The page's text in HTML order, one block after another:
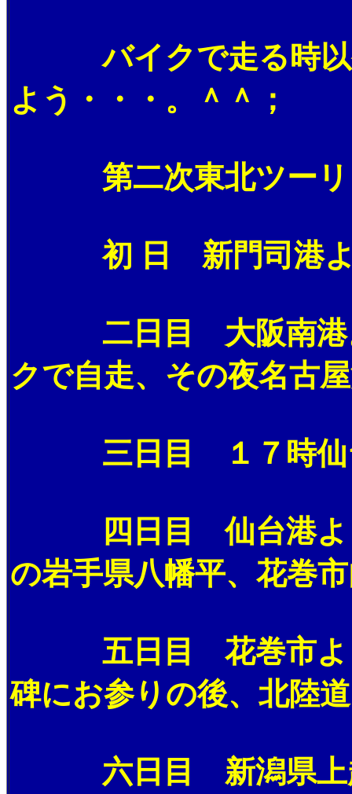
バイクで走る時以外
よう・・・。＾＾；
第二次東北ツーリ
初 日 新門司港より
二日目 大阪南港よ
クで自走、その夜名古
三日目 １７時仙台
四日目 仙台港より
の岩手県八幡平、花巻
五日目 花巻市より
碑にお参りの後、北陸
六日目 新潟県上越